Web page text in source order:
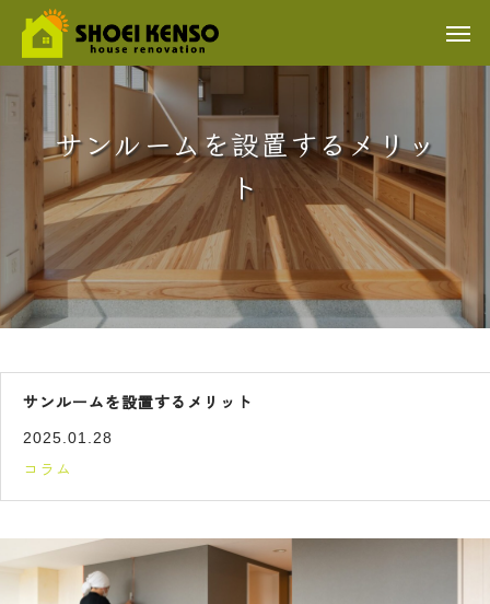
サンルームを設置するメリッ
ト
サンルームを設置するメリット
2025.01.28
コラム